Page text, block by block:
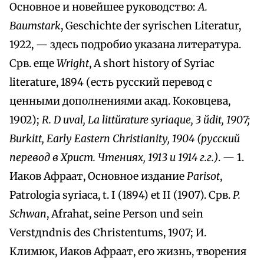
Основное и новейшее руководство:A.
Baumstark, Geschichte der syrischen Literatur,
1922, — здесь подробио указана литература.
Срв. ещеWright, A short history of Syriac
literature, 1894 (есть русский перевод с
ценными дополнениями акад. Коковцева,
1902); R. D uval, La littйrature syriaque, 3 йdit, 1907;
Burkitt, Early Eastern Christianity, 1904 (русский
перевод в Христ. Чтениях, 1913 и 1914 г.г.). — 1.
Иаков Афраат, Основное изданиеParisot,
Patrologia syriaca, t. I (1894) et II (1907). Срв.P.
Schwan, Afrahat, seine Person und sein
Verstдndnis des Christentums, 1907; И.
Климюк, Иаков Афраат, его жизнь, творения